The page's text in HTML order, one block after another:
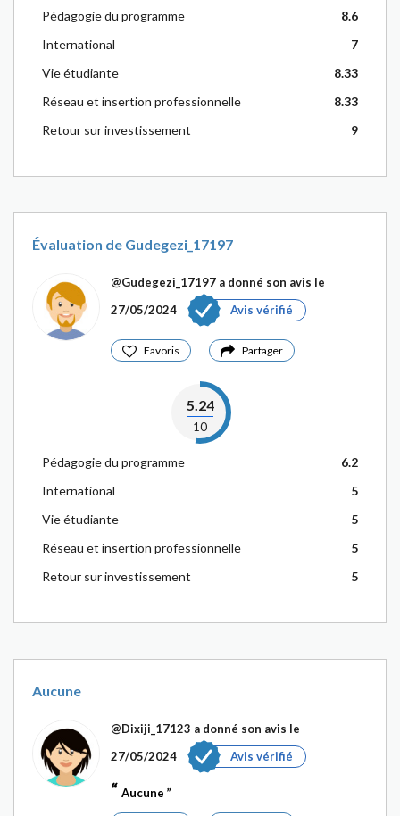
Pédagogie du programme
8.6
International
7
Vie étudiante
8.33
Réseau et insertion professionnelle
8.33
Retour sur investissement
9
Évaluation de Gudegezi_17197
@Gudegezi_17197 a donné son avis le
27/05/2024
Avis vérifié
Favoris Partager
5.24
10
Pédagogie du programme
6.2
International
5
Vie étudiante
5
Réseau et insertion professionnelle
5
Retour sur investissement
5
Aucune
@Dixiji_17123 a donné son avis le
27/05/2024
Avis vérifié
Aucune